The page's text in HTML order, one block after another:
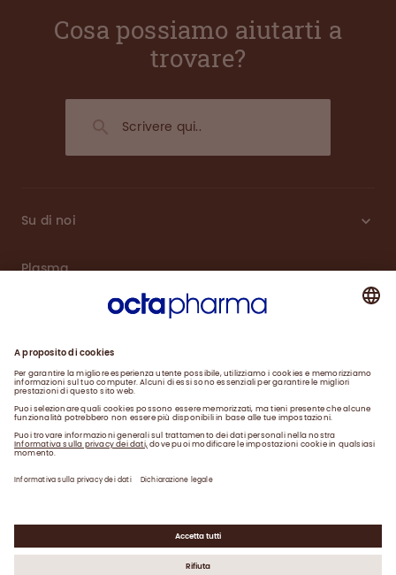
Cosa possiamo aiutarti a
trovare?
Su di noi
Plasma
Notizie
Contact Data Privacy Statement